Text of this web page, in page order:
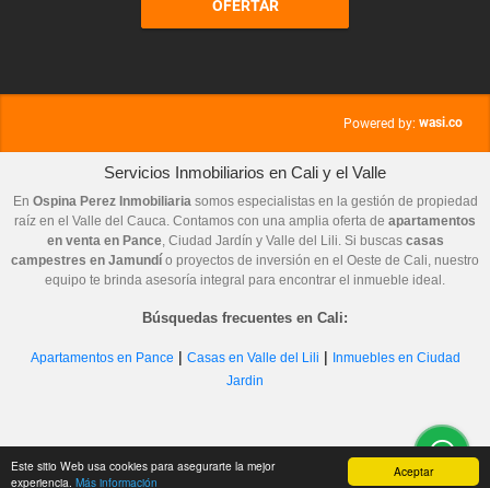
Aceptar
Este sitio Web usa cookies para asegurarte la mejor
experiencia. Más información
OFERTAR
Powered by: wasi.co
Servicios Inmobiliarios en Cali y el Valle
En Ospina Perez Inmobiliariasomos especialistas en la gestión de propiedad
raíz en el Valle del Cauca. Contamos con una amplia oferta de apartamentos
en venta en Pance, Ciudad Jardín y Valle del Lili. Si buscas casas
campestres en Jamundí o proyectos de inversión en el Oeste de Cali, nuestro
equipo te brinda asesoría integral para encontrar el inmueble ideal.
Búsquedas frecuentes en Cali:
Apartamentos en Pance | Casas en Valle del Lili | Inmuebles en Ciudad
Jardin